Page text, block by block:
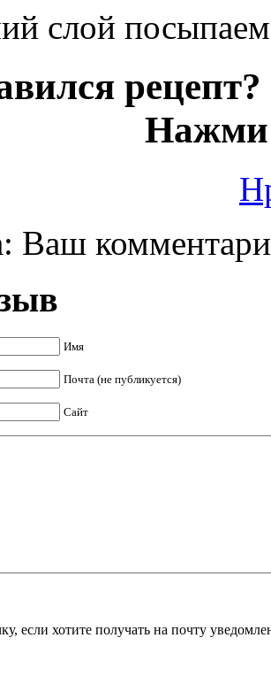
слой
Нажми
Ваш
Имя
Почта (не публикуется)
Сайт
если хотите получать на почту